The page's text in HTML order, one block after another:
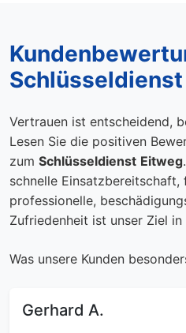
Vertrauen ist entscheidend,
Lesen Sie die positiven
zum Schlüsseldienst Eitweg
schnelle Einsatzbereitschaft,
professionelle,
Zufriedenheit ist unser Ziel in
Was unsere Kunden
Gerhard A.